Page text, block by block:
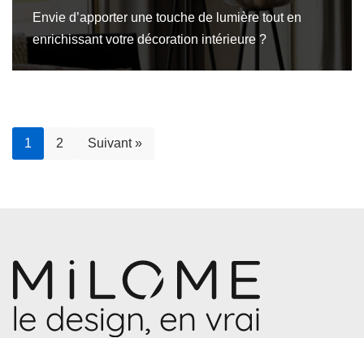
Envie d’apporter une touche de lumière tout en
enrichissant votre décoration intérieure ?
1 2 Suivant »